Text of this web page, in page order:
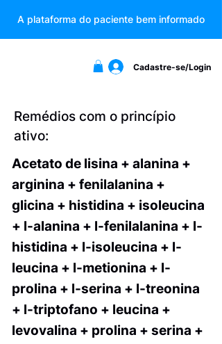
A plataforma do paciente bem informado
Cadastre-se/Login
Remédios com o princípio
ativo:
Acetato de lisina + alanina +
arginina + fenilalanina +
glicina + histidina + isoleucina
+ l-alanina + l-fenilalanina + l-
histidina + l-isoleucina + l-
leucina + l-metionina + l-
prolina + l-serina + l-treonina
+ l-triptofano + leucina +
levovalina + prolina + serina +